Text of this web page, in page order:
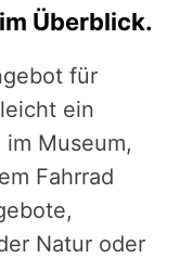
Überblick.
für
ein
Museum,
Fahrrad
Natur oder